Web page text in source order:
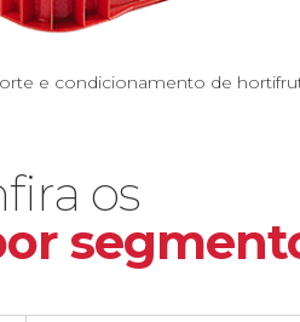
e condicionamento de
os